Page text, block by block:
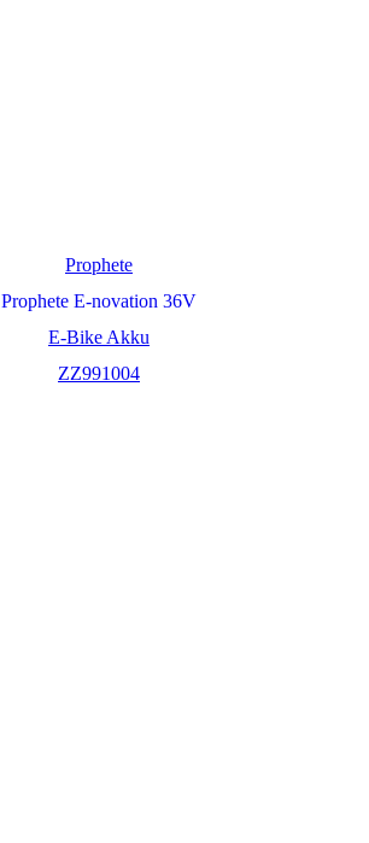
Prophete
Prophete E-novation 36V
E-Bike Akku
ZZ991004